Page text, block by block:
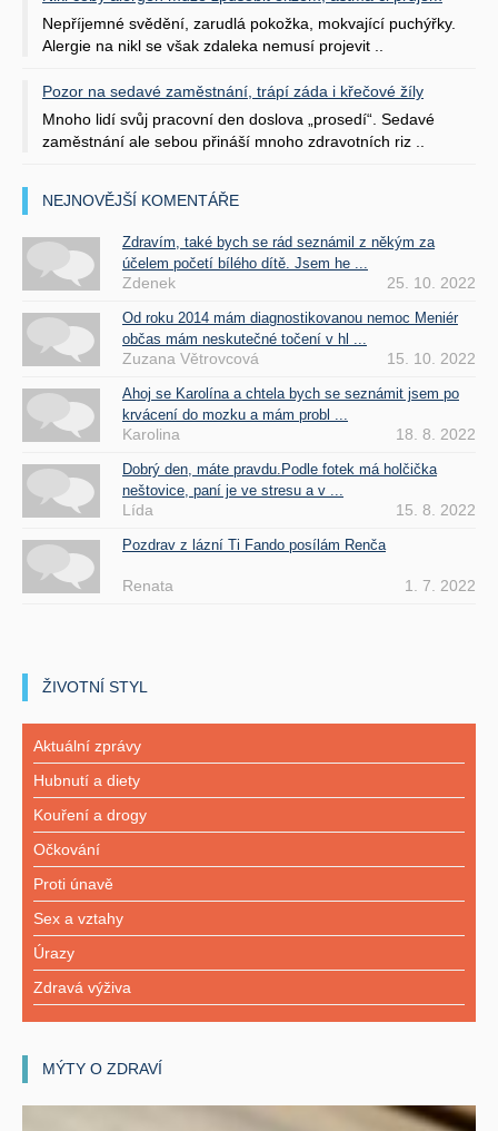
Nepříjemné svědění, zarudlá pokožka, mokvající puchýřky.
Alergie na nikl se však zdaleka nemusí projevit ..
Pozor na sedavé zaměstnání, trápí záda i křečové žíly
Mnoho lidí svůj pracovní den doslova „prosedí“. Sedavé
zaměstnání ale sebou přináší mnoho zdravotních riz ..
NEJNOVĚJŠÍ KOMENTÁŘE
Zdravím, také bych se rád seznámil z někým za
účelem početí bílého dítě. Jsem he ...
Zdenek 25. 10. 2022
Od roku 2014 mám diagnostikovanou nemoc Meniér
občas mám neskutečné točení v hl ...
Zuzana Větrovcová 15. 10. 2022
Ahoj se Karolína a chtela bych se seznámit jsem po
krvácení do mozku a mám probl ...
Karolina 18. 8. 2022
Dobrý den, máte pravdu.Podle fotek má holčička
neštovice, paní je ve stresu a v ...
Lída 15. 8. 2022
Pozdrav z lázní Ti Fando posílám Renča
Renata 1. 7. 2022
ŽIVOTNÍ STYL
Aktuální zprávy
Hubnutí a diety
Kouření a drogy
Očkování
Proti únavě
Sex a vztahy
Úrazy
Zdravá výživa
MÝTY O ZDRAVÍ